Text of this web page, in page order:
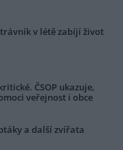
v létě zabíjí život
ČSOP ukazuje,
veřejnost i obce
a další zvířata